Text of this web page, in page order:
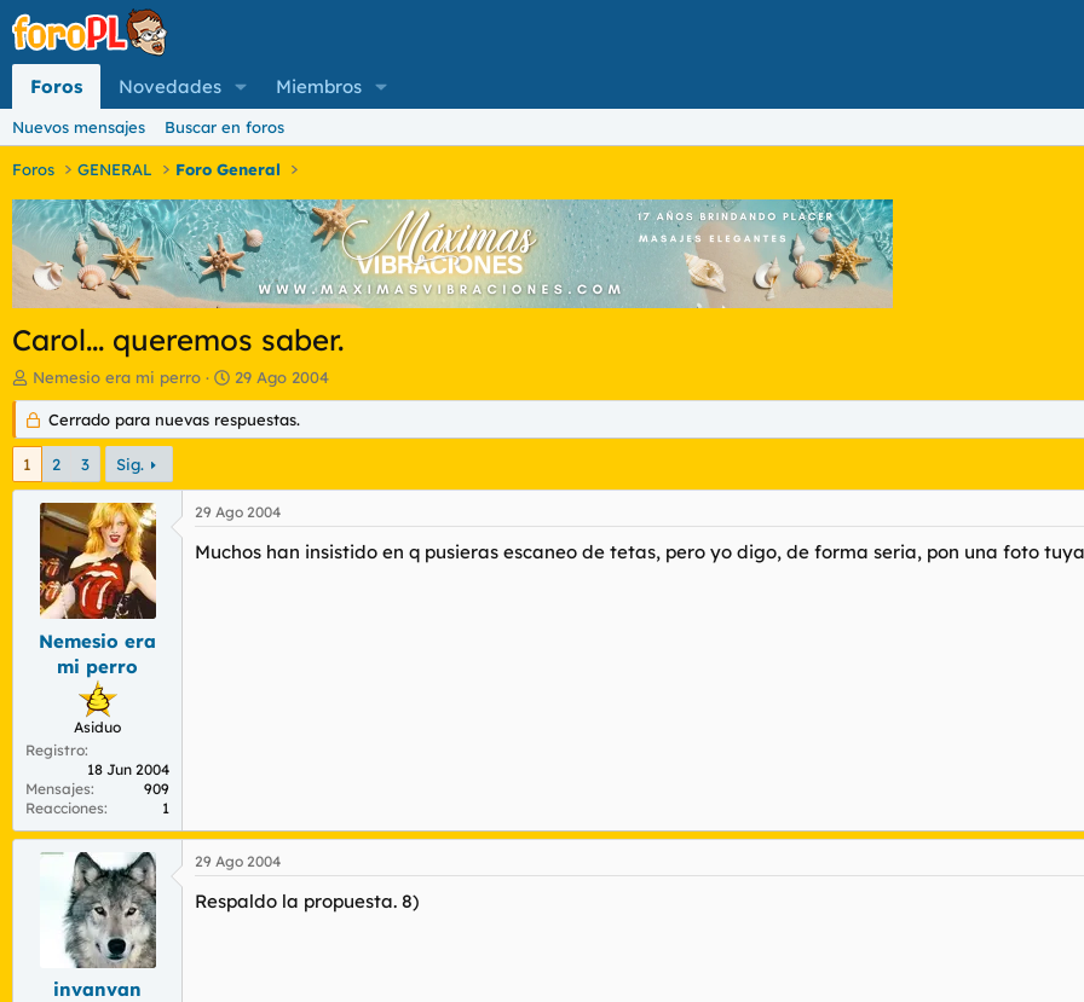
Foros Novedades Miembros
Nuevos mensajes Buscar en foros
Foros GENERAL Foro General
Carol... queremos saber.
I
n
i
c
a
d
d
e
Nemesio era mi perro
F
e
c
h
e
i
n
29 Ago 2004
Cerrado para nuevas respuestas.
1 2 3 Sig.
Nemesio era
mi perro
Asiduo
Registro
18 Jun 2004
Mensajes
909
Reacciones
1
29 Ago 2004
Muchos han insistido en q pusieras escaneo de tetas, pero yo digo, de forma seria, pon una foto
invanvan
29 Ago 2004
Respaldo la propuesta. 8)